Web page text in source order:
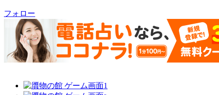
フォロー